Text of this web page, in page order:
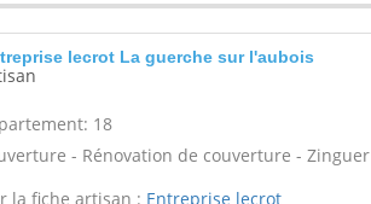
lecrot La guerche sur l'aubois
18
- Rénovation de couverture -
la fiche artisan : Entreprise lecrot